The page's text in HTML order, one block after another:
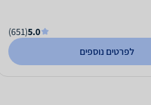
5.0
(651)
לפרטים נוספים